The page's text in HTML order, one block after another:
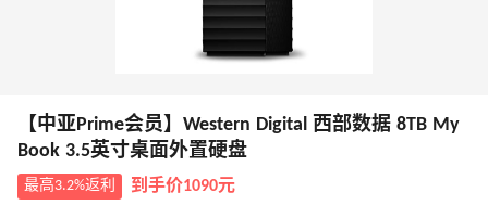
【中亚Prime会员】Western Digital 西部数据 8TB My
Book 3.5英寸桌面外置硬盘
最高3.2%返利 到手价1090元